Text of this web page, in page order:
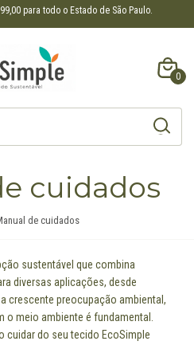
para todo o Estado de São Paulo.
0
cuidados
de cuidados
sustentável que combina
diversas aplicações, desde
crescente preocupação ambiental,
meio ambiente é fundamental.
cuidar do seu tecido EcoSimple